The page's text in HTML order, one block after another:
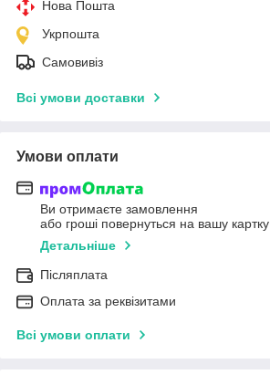
Нова Пошта
Укрпошта
Самовивіз
Всі умови доставки
Умови оплати
Ви отримаєте замовлення
або гроші повернуться на вашу картку
Детальніше
Післяплата
Оплата за реквізитами
Всі умови оплати